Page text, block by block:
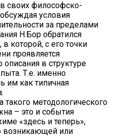
своих философско-
условия
за пределами
Н.Бор обратился
которой, с его точки
проявляется
в структуре
Т.е. именно
им как типичная
такого методологического
– это и события
«здесь и теперь»,
возникающей или